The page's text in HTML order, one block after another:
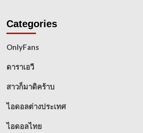
Categories
OnlyFans
ดาราเอวี
สาวก็มาดิคร้าบ
ไอดอลต่างประเทศ
ไอดอลไทย